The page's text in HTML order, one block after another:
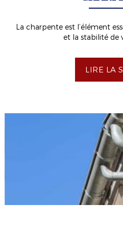
La charpente est l’élément
et la stabilité de
LIRE LA